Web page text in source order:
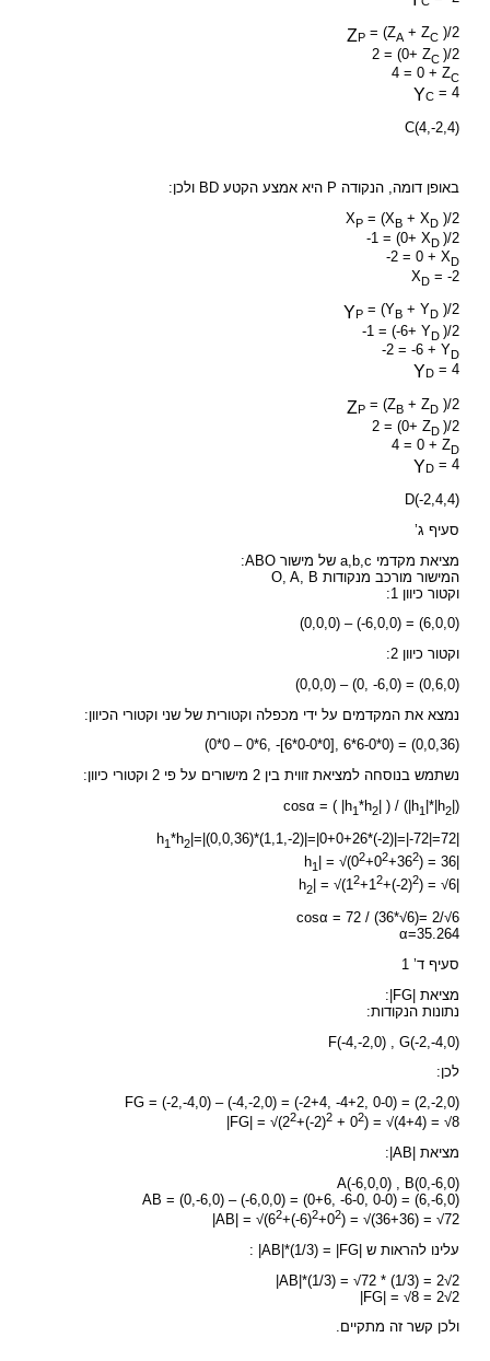
ZP = (ZA + ZC )/2
2 = (0+ ZC )/2
4 = 0 + ZC
YC = 4
C(4,-2,4)
באופן דומה, הנקודה P היא אמצע הקטע BD ולכן:
XP = (XB + XD )/2
-1 = (0+ XD )/2
-2 = 0 + XD
XD = -2
YP = (YB + YD )/2
-1 = (-6+ YD )/2
-2 = -6 + YD
YD = 4
ZP = (ZB + ZD )/2
2 = (0+ ZD )/2
4 = 0 + ZD
YD = 4
D(-2,4,4)
סעיף ג’
מציאת מקדמי a,b,c של מישור ABO:
המישור מורכב מנקודות O, A, B
וקטור כיוון 1:
(0,0,0) – (-6,0,0) = (6,0,0)
וקטור כיוון 2:
(0,0,0) – (0, -6,0) = (0,6,0)
נמצא את המקדמים על ידי מכפלה וקטורית של שני וקטורי הכיוון:
(0*0 – 0*6, -[6*0-0*0], 6*6-0*0) = (0,0,36)
נשתמש בנוסחה למציאת זווית בין 2 מישורים על פי 2 וקטורי כיוון:
cosα = ( |h1*h2 | ) / (|h1 |*|h2 |)
1*h2 |=|(0,0,36)*(1,1,-2)|=|0+0+26*(-2)|=|-72|=72
1 | = √(02+02+362) = 36
2 | = √(12+12+(-2)2) = √6
cosα = 72 / (36*√6)= 2/√6
α=35.264
סעיף ד’ 1
מציאת |FG|:
נתונות הנקודות:
F(-4,-2,0) , G(-2,-4,0)
לכן:
FG = (-2,-4,0) – (-4,-2,0) = (-2+4, -4+2, 0-0) = (2,-2,0)
|FG| = √(22+(-2)2 + 02) = √(4+4) = √8
מציאת |AB|:
A(-6,0,0) , B(0,-6,0)
AB = (0,-6,0) – (-6,0,0) = (0+6, -6-0, 0-0) = (6,-6,0)
|AB| = √(62+(-6)2+02) = √(36+36) = √72
עלינו להראות ש |AB|*(1/3) = |FG| :
|AB|*(1/3) = √72 * (1/3) = 2√2
|FG| = √8 = 2√2
ולכן קשר זה מתקיים.